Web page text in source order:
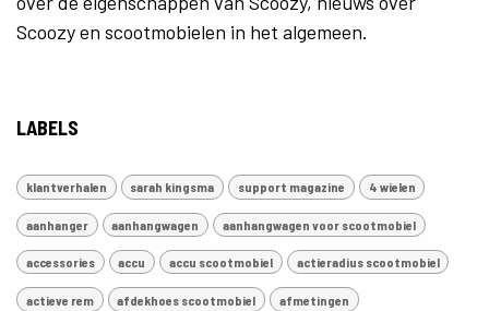
Scoozy en scootmobielen in het algemeen.
LABELS
klantverhalen sarah kingsma support magazine 4 wielen
aanhanger aanhangwagen aanhangwagen voor scootmobiel
accessories accu accu scootmobiel actieradius scootmobiel
actieve rem afdekhoes scootmobiel afmetingen